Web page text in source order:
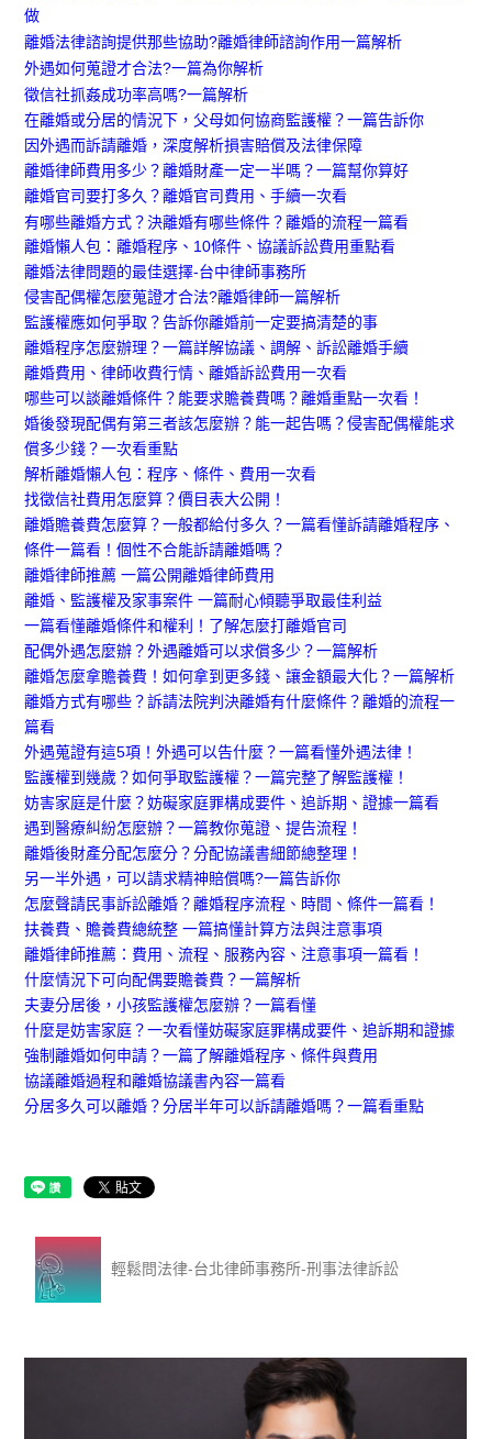
做
離婚法律諮詢提供那些協助?離婚律師諮詢作用一篇解析
外遇如何蒐證才合法?一篇為你解析
徵信社抓姦成功率高嗎?一篇解析
在離婚或分居的情況下，父母如何協商監護權？一篇告訴你
因外遇而訴請離婚，深度解析損害賠償及法律保障
離婚律師費用多少？離婚財產一定一半嗎？一篇幫你算好
離婚官司要打多久？離婚官司費用、手續一次看
有哪些離婚方式？決離婚有哪些條件？離婚的流程一篇看
離婚懶人包：離婚程序、10條件、協議訴訟費用重點看
離婚法律問題的最佳選擇-台中律師事務所
侵害配偶權怎麼蒐證才合法?離婚律師一篇解析
監護權應如何爭取？告訴你離婚前一定要搞清楚的事
離婚程序怎麼辦理？一篇詳解協議、調解、訴訟離婚手續
離婚費用、律師收費行情、離婚訴訟費用一次看
哪些可以談離婚條件？能要求贍養費嗎？離婚重點一次看！
婚後發現配偶有第三者該怎麼辦？能一起告嗎？侵害配偶權能求
償多少錢？一次看重點
解析離婚懶人包：程序、條件、費用一次看
找徵信社費用怎麼算？價目表大公開！
離婚贍養費怎麼算？一般都給付多久？一篇看懂訴請離婚程序、
條件一篇看！個性不合能訴請離婚嗎？
離婚律師推薦 一篇公開離婚律師費用
離婚、監護權及家事案件 一篇耐心傾聽爭取最佳利益
一篇看懂離婚條件和權利！了解怎麼打離婚官司
配偶外遇怎麼辦？外遇離婚可以求償多少？一篇解析
離婚怎麼拿贍養費！如何拿到更多錢、讓金額最大化？一篇解析
離婚方式有哪些？訴請法院判決離婚有什麼條件？離婚的流程一
篇看
外遇蒐證有這5項！外遇可以告什麼？一篇看懂外遇法律！
監護權到幾歲？如何爭取監護權？一篇完整了解監護權！
妨害家庭是什麼？妨礙家庭罪構成要件、追訴期、證據一篇看
遇到醫療糾紛怎麼辦？一篇教你蒐證、提告流程！
離婚後財產分配怎麼分？分配協議書細節總整理！
另一半外遇，可以請求精神賠償嗎?一篇告訴你
怎麼聲請民事訴訟離婚？離婚程序流程、時間、條件一篇看！
扶養費、贍養費總統整 一篇搞懂計算方法與注意事項
離婚律師推薦：費用、流程、服務內容、注意事項一篇看！
什麼情況下可向配偶要贍養費？一篇解析
夫妻分居後，小孩監護權怎麼辦？一篇看懂
什麼是妨害家庭？一次看懂妨礙家庭罪構成要件、追訴期和證據
強制離婚如何申請？一篇了解離婚程序、條件與費用
協議離婚過程和離婚協議書內容一篇看
分居多久可以離婚？分居半年可以訴請離婚嗎？一篇看重點
輕鬆問法律-台北律師事務所-刑事法律訴訟